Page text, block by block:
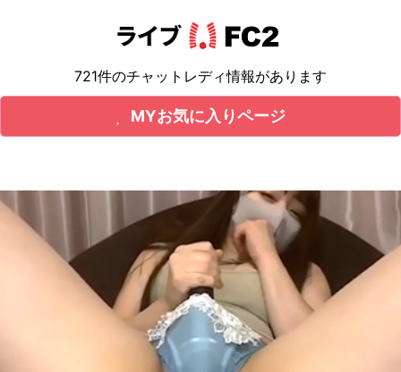
721件のチャットレディ情報があります
MYお気に入りページ